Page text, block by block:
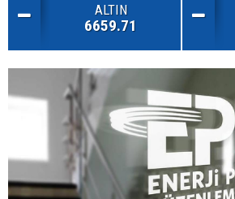
ALTIN
6659.71